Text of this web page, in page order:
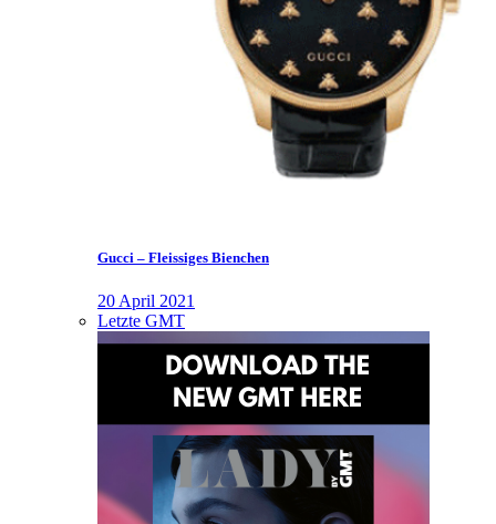
Gucci – Fleissiges Bienchen
20 April 2021
Letzte GMT